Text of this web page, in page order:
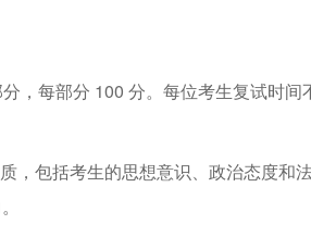
，每部分 100 分。每位考生复试时间
，包括考生的思想意识、政治态度和